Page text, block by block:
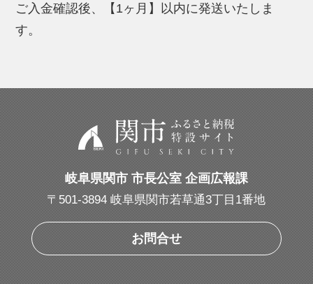
・ドライバーショット：優れた飛距離性能
・アプローチショット：イメージ通りに
・アウターカバー：リアクティブiQ・ウレ
タンカバーの3ピース構造
・ディンブル：シームレス330デュアルディ
ンプル
ご入金確認後、【1ヶ月】以内に発送いたしま
す。
岐阜県関市 市長公室 企画広報課
〒501-3894 岐阜県関市若草通3丁目1番地
お問合せ